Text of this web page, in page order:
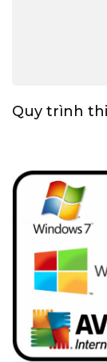
Quy trình